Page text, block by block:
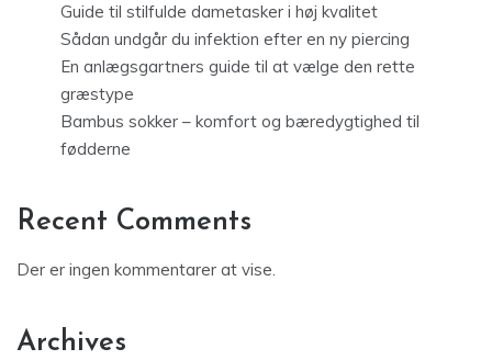
Guide til stilfulde dametasker i høj kvalitet
Sådan undgår du infektion efter en ny piercing
En anlægsgartners guide til at vælge den rette
græstype
Bambus sokker – komfort og bæredygtighed til
fødderne
Recent Comments
Der er ingen kommentarer at vise.
Archives